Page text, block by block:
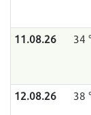
11.08.26 34
12.08.26 38